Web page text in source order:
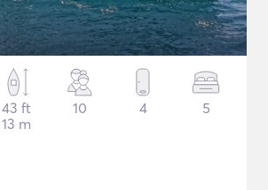
43 ft
13 m
10 4 5